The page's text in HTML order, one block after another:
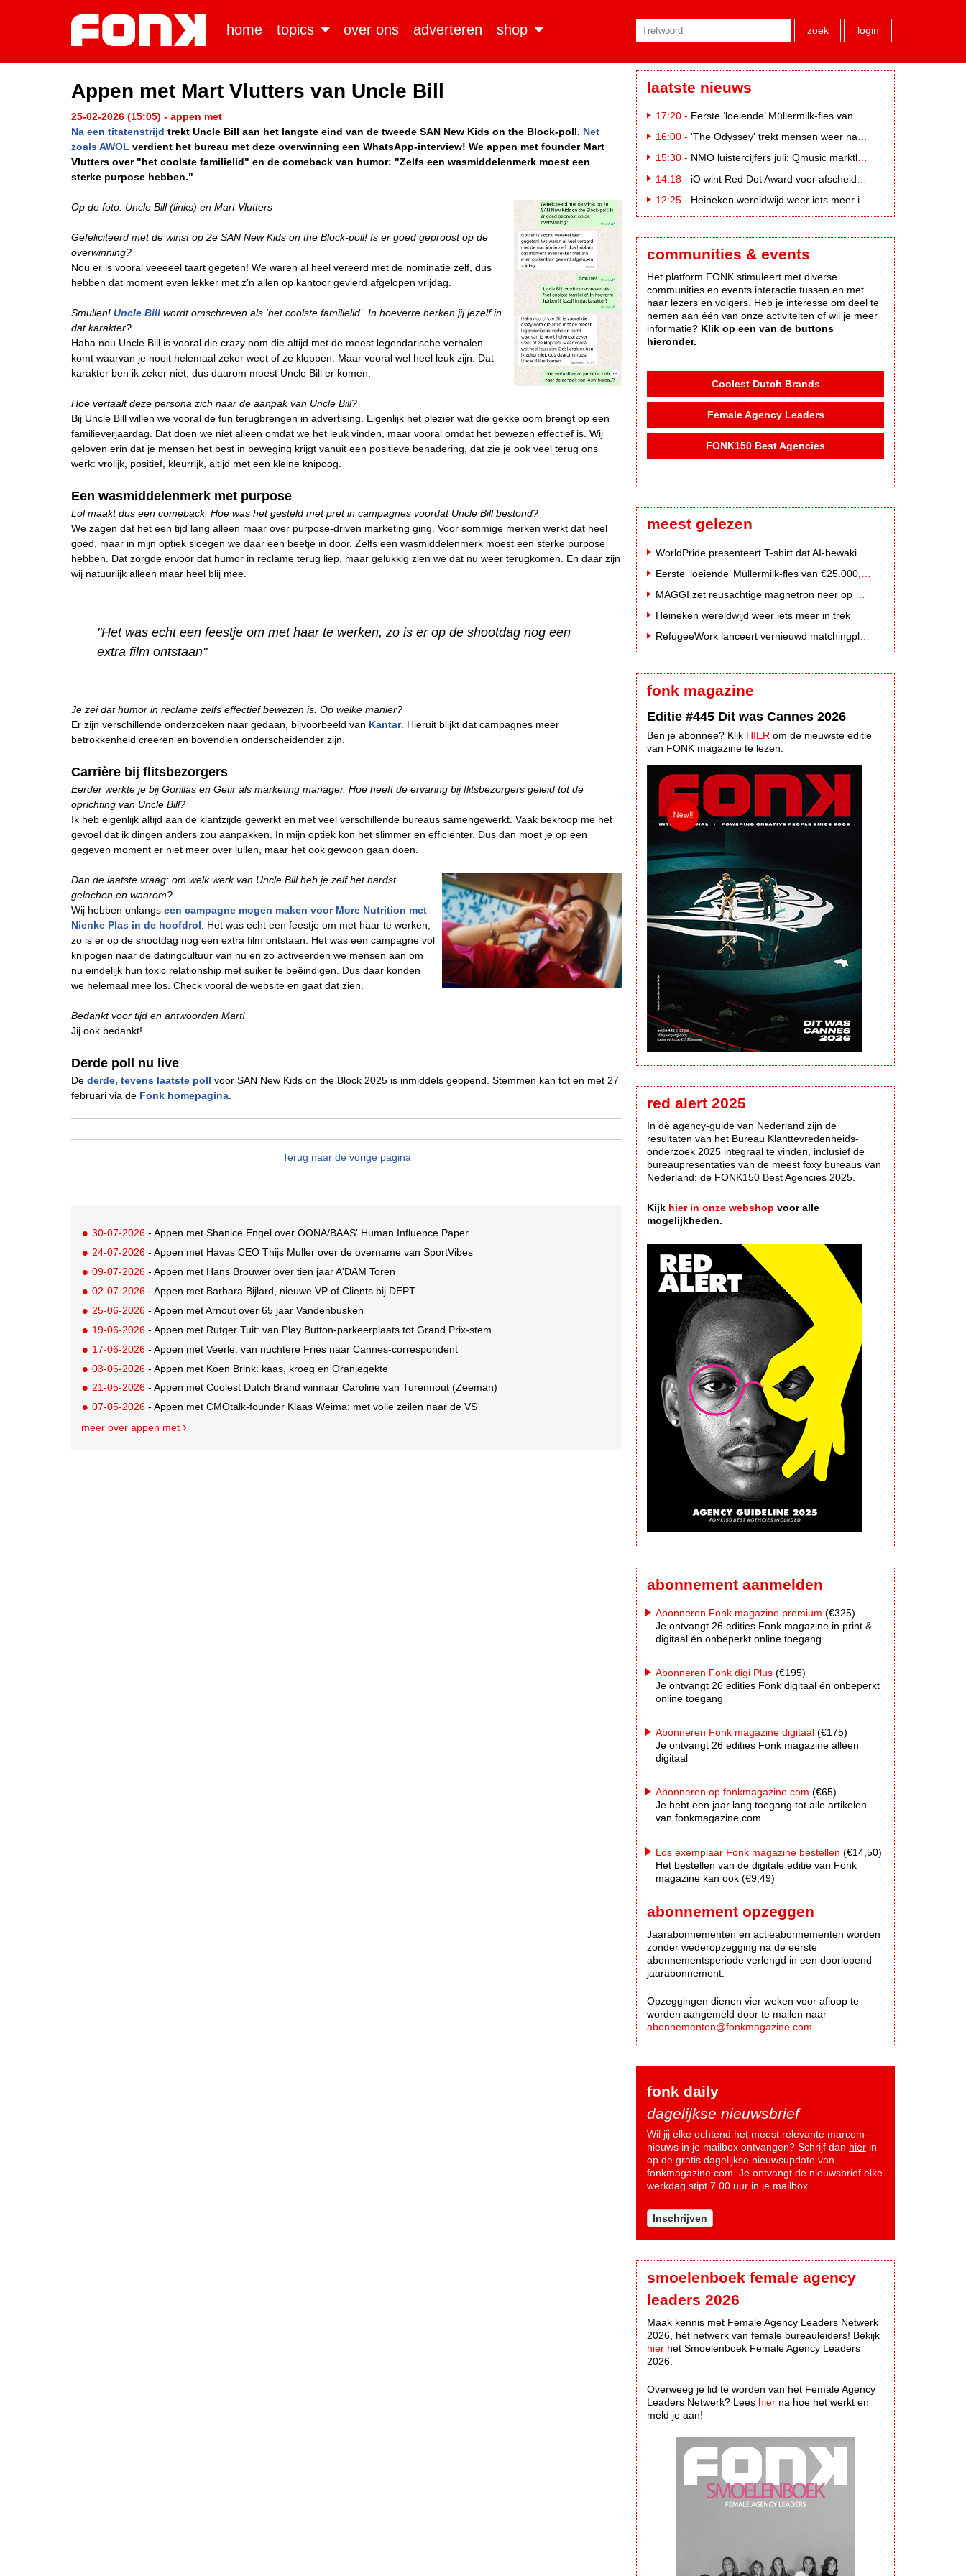
home topics over ons adverteren shop zoek login
Appen met Mart Vlutters van Uncle Bill
25-02-2026 (15:05) - appen met
Na een titatenstrijd trekt Uncle Bill aan het langste eind van de tweede SAN New Kids on the Block-poll. Net
zoals AWOL verdient het bureau met deze overwinning een WhatsApp-interview! We appen met founder Mart
Vlutters over "het coolste familielid" en de comeback van humor: "Zelfs een wasmiddelenmerk moest een
sterke purpose hebben."
Op de foto: Uncle Bill (links) en Mart Vlutters
Gefeliciteerd met de winst op 2e SAN New Kids on the Block-poll! Is er goed geproost op de
overwinning?
Nou er is vooral veeeeel taart gegeten! We waren al heel vereerd met de nominatie zelf, dus
hebben dat moment even lekker met z’n allen op kantoor gevierd afgelopen vrijdag.
Smullen! Uncle Bill wordt omschreven als ‘het coolste familielid’. In hoeverre herken jij jezelf in
dat karakter?
Haha nou Uncle Bill is vooral die crazy oom die altijd met de meest legendarische verhalen
komt waarvan je nooit helemaal zeker weet of ze kloppen. Maar vooral wel heel leuk zijn. Dat
karakter ben ik zeker niet, dus daarom moest Uncle Bill er komen.
Hoe vertaalt deze persona zich naar de aanpak van Uncle Bill?
Bij Uncle Bill willen we vooral de fun terugbrengen in advertising. Eigenlijk het plezier wat die gekke oom brengt op een
familieverjaardag. Dat doen we niet alleen omdat we het leuk vinden, maar vooral omdat het bewezen effectief is. Wij
geloven erin dat je mensen het best in beweging krijgt vanuit een positieve benadering, dat zie je ook veel terug ons
werk: vrolijk, positief, kleurrijk, altijd met een kleine knipoog.
Een wasmiddelenmerk met purpose
Lol maakt dus een comeback. Hoe was het gesteld met pret in campagnes voordat Uncle Bill bestond?
We zagen dat het een tijd lang alleen maar over purpose-driven marketing ging. Voor sommige merken werkt dat heel
goed, maar in mijn optiek sloegen we daar een beetje in door. Zelfs een wasmiddelenmerk moest een sterke purpose
hebben. Dat zorgde ervoor dat humor in reclame terug liep, maar gelukkig zien we dat nu weer terugkomen. En daar zijn
wij natuurlijk alleen maar heel blij mee.
"Het was echt een feestje om met haar te werken, zo is er op de shootdag nog een
extra film ontstaan"
Je zei dat humor in reclame zelfs effectief bewezen is. Op welke manier?
Er zijn verschillende onderzoeken naar gedaan, bijvoorbeeld van Kantar. Hieruit blijkt dat campagnes meer
betrokkenheid creëren en bovendien onderscheidender zijn.
Carrière bij flitsbezorgers
Eerder werkte je bij Gorillas en Getir als marketing manager. Hoe heeft de ervaring bij flitsbezorgers geleid tot de
oprichting van Uncle Bill?
Ik heb eigenlijk altijd aan de klantzijde gewerkt en met veel verschillende bureaus samengewerkt. Vaak bekroop me het
gevoel dat ik dingen anders zou aanpakken. In mijn optiek kon het slimmer en efficiënter. Dus dan moet je op een
gegeven moment er niet meer over lullen, maar het ook gewoon gaan doen.
Dan de laatste vraag: om welk werk van Uncle Bill heb je zelf het hardst
gelachen en waarom?
Wij hebben onlangs een campagne mogen maken voor More Nutrition met
Nienke Plas in de hoofdrol . Het was echt een feestje om met haar te werken,
zo is er op de shootdag nog een extra film ontstaan. Het was een campagne vol
knipogen naar de datingcultuur van nu en zo activeerden we mensen aan om
nu eindelijk hun toxic relationship met suiker te beëindigen. Dus daar konden
we helemaal mee los. Check vooral de website en gaat dat zien.
Bedankt voor tijd en antwoorden Mart!
Jij ook bedankt!
Derde poll nu live
De derde, tevens laatste poll voor SAN New Kids on the Block 2025 is inmiddels geopend. Stemmen kan tot en met 27
februari via de Fonk homepagina
Terug naar de vorige pagina
30-07-2026 - Appen met Shanice Engel over OONA/BAAS' Human Influence Paper
24-07-2026 - Appen met Havas CEO Thijs Muller over de overname van SportVibes
09-07-2026 - Appen met Hans Brouwer over tien jaar A'DAM Toren
02-07-2026 - Appen met Barbara Bijlard, nieuwe VP of Clients bij DEPT
25-06-2026 - Appen met Arnout over 65 jaar Vandenbusken
19-06-2026 - Appen met Rutger Tuit: van Play Button-parkeerplaats tot Grand Prix-stem
17-06-2026 - Appen met Veerle: van nuchtere Fries naar Cannes-correspondent
03-06-2026 - Appen met Koen Brink: kaas, kroeg en Oranjegekte
21-05-2026 - Appen met Coolest Dutch Brand winnaar Caroline van Turennout (Zeeman)
07-05-2026 - Appen met CMOtalk-founder Klaas Weima: met volle zeilen naar de VS
meer over appen met
laatste nieuws
17:20 - Eerste ‘loeiende’ Müllermilk-fles van €25.000,- gevonden
16:00 - 'The Odyssey' trekt mensen weer naar de bioscoop
15:30 - NMO luistercijfers juli: Qmusic marktleider, gevolgd door NPO2 en 538
14:18 - iO wint Red Dot Award voor afscheidscampagne Peter Houtman bij Feyenoord
12:25 - Heineken wereldwijd weer iets meer in trek
communities & events
Het platform FONK stimuleert met diverse
communities en events interactie tussen en met
haar lezers en volgers. Heb je interesse om deel te
nemen aan één van onze activiteiten of wil je meer
informatie? Klik op een van de buttons
hieronder.
Coolest Dutch Brands
Female Agency Leaders
FONK150 Best Agencies
meest gelezen
Heineken wereldwijd weer iets meer in trek
RefugeeWork lanceert vernieuwd matchingplatform voor nieuwkomers en werkgevers
fonk magazine
Editie #445 Dit was Cannes 2026
Ben je abonnee? Klik HIER om de nieuwste editie
van FONK magazine te lezen.
red alert 2025
In dè agency-guide van Nederland zijn de
resultaten van het Bureau Klanttevredenheids-
onderzoek 2025 integraal te vinden, inclusief de
bureaupresentaties van de meest foxy bureaus van
Nederland: de FONK150 Best Agencies 2025.
Kijk hier in onze webshop voor alle
mogelijkheden.
abonnement aanmelden
Abonneren Fonk magazine premium (€325)
Je ontvangt 26 edities Fonk magazine in print &
digitaal én onbeperkt online toegang
Abonneren Fonk digi Plus (€195)
Je ontvangt 26 edities Fonk digitaal én onbeperkt
online toegang
Abonneren Fonk magazine digitaal (€175)
Je ontvangt 26 edities Fonk magazine alleen
digitaal
Abonneren op fonkmagazine.com (€65)
Je hebt een jaar lang toegang tot alle artikelen
van fonkmagazine.com
Los exemplaar Fonk magazine bestellen (€14,50)
Het bestellen van de digitale editie van Fonk
magazine kan ook (€9,49)
abonnement opzeggen
Jaarabonnementen en actieabonnementen worden
zonder wederopzegging na de eerste
abonnementsperiode verlengd in een doorlopend
jaarabonnement.
Opzeggingen dienen vier weken voor afloop te
worden aangemeld door te mailen naar
abonnementen@fonkmagazine.com
fonk daily
dagelijkse nieuwsbrief
Wil jij elke ochtend het meest relevante marcom-
nieuws in je mailbox ontvangen? Schrijf dan hier in
op de gratis dagelijkse nieuwsupdate van
fonkmagazine.com. Je ontvangt de nieuwsbrief elke
werkdag stipt 7.00 uur in je mailbox.
Inschrijven
smoelenboek female agency
leaders 2026
Maak kennis met Female Agency Leaders Netwerk
2026, hèt netwerk van female bureauleiders! Bekijk
hier het Smoelenboek Female Agency Leaders
2026.
Overweeg je lid te worden van het Female Agency
Leaders Netwerk? Lees hier na hoe het werkt en
meld je aan!